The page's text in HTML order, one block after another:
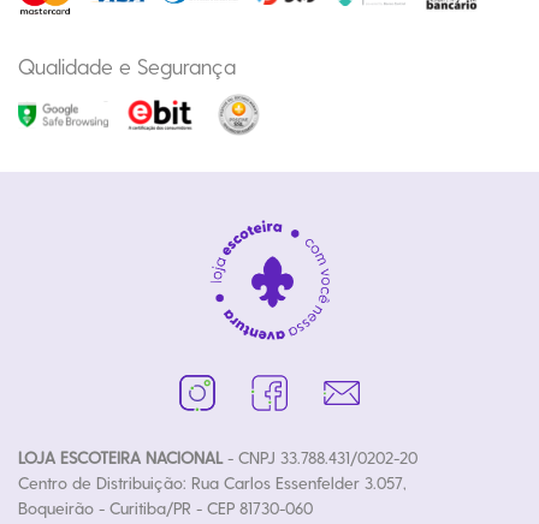
Qualidade e Segurança
LOJA ESCOTEIRA NACIONAL- CNPJ 33.788.431/0202-20
Centro de Distribuição: Rua Carlos Essenfelder 3.057,
Boqueirão - Curitiba/PR - CEP 81730-060